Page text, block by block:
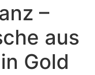
–
aus
Gold